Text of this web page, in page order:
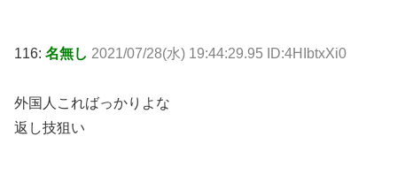
116: 名無し 2021/07/28(水) 19:44:29.95 ID:4HIbtxXi0
外国人こればっかりよな
返し技狙い